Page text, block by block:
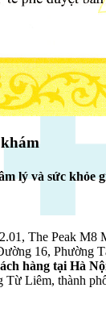
lý và sức khỏe
The Peak M8
16, Phường
hàng tại Hà
Từ Liêm, thành